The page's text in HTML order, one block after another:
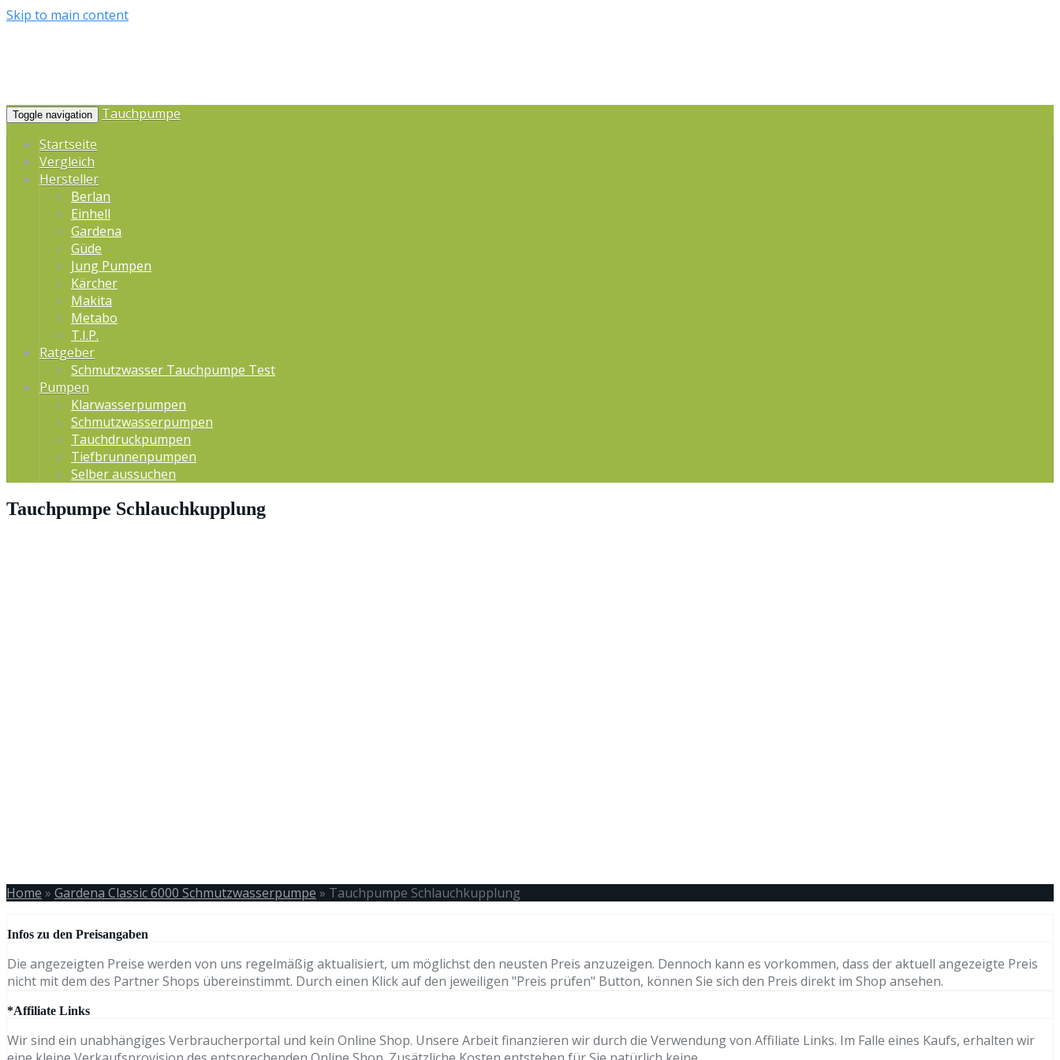
Skip to main content
Toggle navigation
Tauchpumpe
Startseite
Vergleich
Hersteller
Berlan
Einhell
Gardena
Güde
Jung Pumpen
Kärcher
Makita
Metabo
T.I.P.
Ratgeber
Schmutzwasser Tauchpumpe Test
Pumpen
Klarwasserpumpen
Schmutzwasserpumpen
Tauchdruckpumpen
Tiefbrunnenpumpen
Selber aussuchen
Tauchpumpe Schlauchkupplung
Home » Gardena Classic 6000 Schmutzwasserpumpe » Tauchpumpe Schlauchkupplung
Infos zu den Preisangaben
Die angezeigten Preise werden von uns regelmäßig aktualisiert, um möglichst den neusten Preis anzuzeigen. Dennoch kann es vorkommen, dass der aktuell angezeigte Preis
nicht mit dem des Partner Shops übereinstimmt. Durch einen Klick auf den jeweiligen "Preis prüfen" Button, können Sie sich den Preis direkt im Shop ansehen.
*Affiliate Links
Wir sind ein unabhängiges Verbraucherportal und kein Online Shop. Unsere Arbeit finanzieren wir durch die Verwendung von Affiliate Links. Im Falle eines Kaufs, erhalten wir